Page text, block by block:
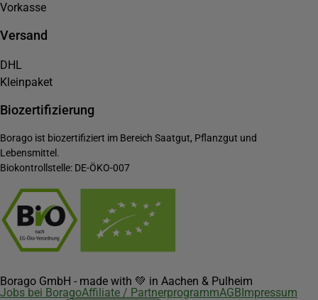
Vorkasse
Versand
DHL
Kleinpaket
Biozertifizierung
Borago ist biozertifiziert im Bereich Saatgut, Pflanzgut und
Lebensmittel.
Biokontrollstelle: DE-ÖKO-007
Borago GmbH - made with 💚 in Aachen & Pulheim
Jobs bei BoragoAffiliate / PartnerprogrammAGB Impressum